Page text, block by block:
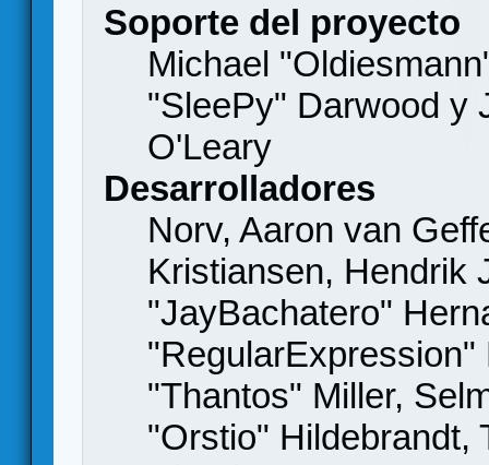
Soporte del proyecto
Michael
"SleePy" Darwood y
O'Leary
Desarrolladores
Norv, Aaron van
Kristiansen, Hendrik
"JayBachatero"
"Thantos" Miller,
"Orstio" Hildebrandt,